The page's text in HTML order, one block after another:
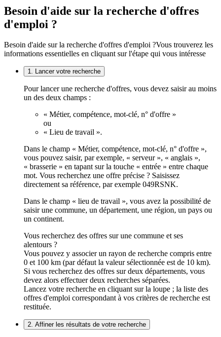
Besoin d'aide sur la recherche d'offres
d'emploi ?
Besoin d'aide sur la recherche d'offres d'emploi ?Vous trouverez les
informations essentielles en cliquant sur l'étape qui vous intéresse
1. Lancer votre recherche
Pour lancer une recherche d'offres, vous devez saisir au moins
un des deux champs :
« Métier, compétence, mot-clé, n° d'offre »
ou
« Lieu de travail ».
Dans le champ « Métier, compétence, mot-clé, n° d'offre »,
vous pouvez saisir, par exemple, « serveur », « anglais »,
« brasserie » en tapant sur la touche « entrée » entre chaque
mot. Vous recherchez une offre précise ? Saisissez
directement sa référence, par exemple 049RSNK.
Dans le champ « lieu de travail », vous avez la possibilité de
saisir une commune, un département, une région, un pays ou
un continent.
Vous recherchez des offres sur une commune et ses
alentours ?
Vous pouvez y associer un rayon de recherche compris entre
0 et 100 km (par défaut la valeur sélectionnée est de 10 km).
Si vous recherchez des offres sur deux départements, vous
devez alors effectuer deux recherches séparées.
Lancez votre recherche en cliquant sur la loupe ; la liste des
offres d'emploi correspondant à vos critères de recherche est
restituée.
2. Affiner les résultats de votre recherche